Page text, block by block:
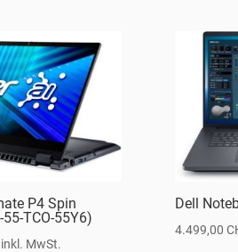
P4 Spin
TCO-55Y6)
inkl. MwSt.
Dell
4.499,00